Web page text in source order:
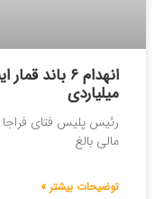
میلیاردی
رئیس پلیس فتای فراجا
مالی بالغ
توضیحات بیشتر »